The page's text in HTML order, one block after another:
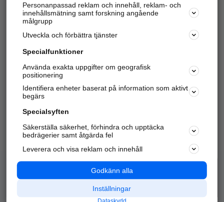
Hitta telefonnummer, adresser, företagsinfo mm.
Marknadsför företaget
Kom igång och annonsera mot
samarbetspartners nära dig.
Alla kategorier
Populära sökningar
API & Kartor
Annonsera
Integritet
Nödnummer
Personanpassad reklam och innehåll, reklam- och
innehållsmätning samt forskning angående
målgrupp
Utveckla och förbättra tjänster
Specialfunktioner
Använda exakta uppgifter om geografisk
positionering
Identifiera enheter baserat på information som aktivt
begärs
Specialsyften
Säkerställa säkerhet, förhindra och upptäcka
bedrägerier samt åtgärda fel
Leverera och visa reklam och innehåll
Godkänn alla
Inställningar
Dataskydd